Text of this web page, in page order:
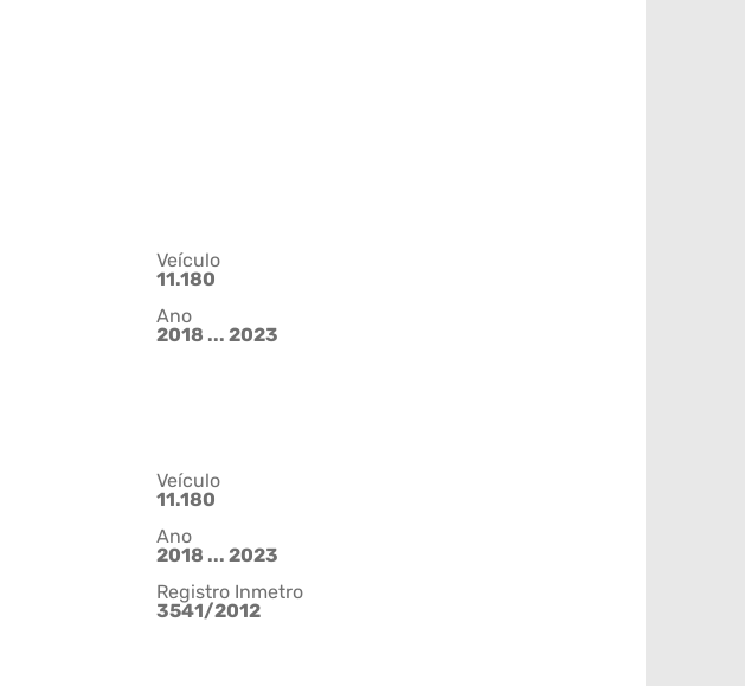
Veículo
11.180
Ano
2018 ... 2023
Veículo
11.180
Ano
2018 ... 2023
Registro Inmetro
3541/2012